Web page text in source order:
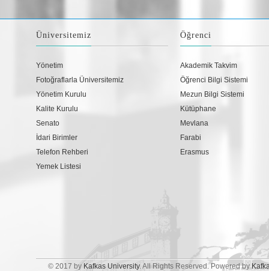
Üniversitemiz
Yönetim
Fotoğraflarla Üniversitemiz
Yönetim Kurulu
Kalite Kurulu
Senato
İdari Birimler
Telefon Rehberi
Yemek Listesi
Öğrenci
Akademik Takvim
Öğrenci Bilgi Sistemi
Mezun Bilgi Sistemi
Kütüphane
Mevlana
Farabi
Erasmus
© 2017 by Kafkas University. All Rights Reserved. Powered by